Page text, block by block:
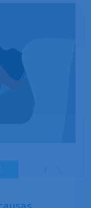
debates y
las
y las
del método